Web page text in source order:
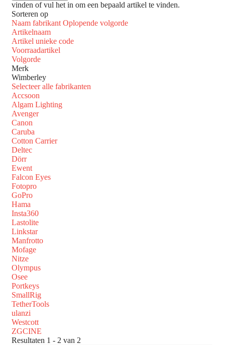
vinden of vul het in om een bepaald artikel te vinden.
Sorteren op
Naam fabrikant Oplopende volgorde
Artikelnaam
Artikel unieke code
Voorraadartikel
Volgorde
Merk
Wimberley
Selecteer alle fabrikanten
Accsoon
Algam Lighting
Avenger
Canon
Caruba
Cotton Carrier
Deltec
Dörr
Ewent
Falcon Eyes
Fotopro
GoPro
Hama
Insta360
Lastolite
Linkstar
Manfrotto
Mofage
Nitze
Olympus
Osee
Portkeys
SmallRig
TetherTools
ulanzi
Westcott
ZGCINE
Resultaten 1 - 2 van 2